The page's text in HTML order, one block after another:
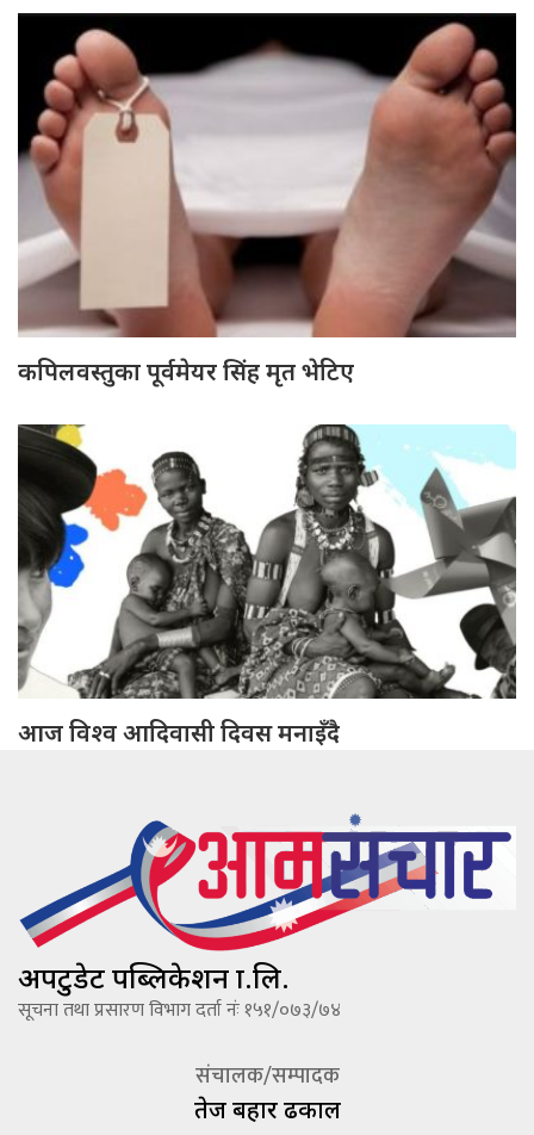
कपिलवस्तुका पूर्वमेयर सिंह मृत भेटिए
आज विश्व आदिवासी दिवस मनाइँदै
अपटुडेट पब्लिकेशन प्रा.लि.
सूचना तथा प्रसारण विभाग दर्ता नंः १५१/०७३/७४
संचालक/सम्पादक
तेज बहादूर ढकाल